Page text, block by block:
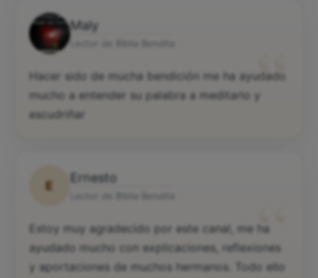
Maly
“
Hacer sido de mucha bendición me ha ayudado
mucho a entender su palabra a meditarlo y
escudriñar
E
Ernesto
“
Estoy muy agradecido por este canal, me ha
ayudado mucho con explicaciones, reflexiones
y aportaciones de muchos hermanos. Todo ello